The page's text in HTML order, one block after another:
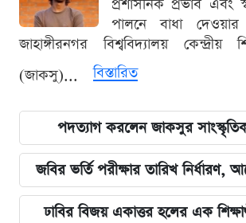
প্রশাসনিক প্রভাব এবং
পালনে বাধা
জাহাঙ্গীরনগর বিশ্ববিদ্যালয় কেন্দ্রীয়
(জাকসু)...
বিস্তারিত
পদত্যাগ করলেন জাকসুর
জবির ভর্তি পরীক্ষার তারিখ নির্ধারণ,
ঢাবির বিজয় একাত্তর হলের এক